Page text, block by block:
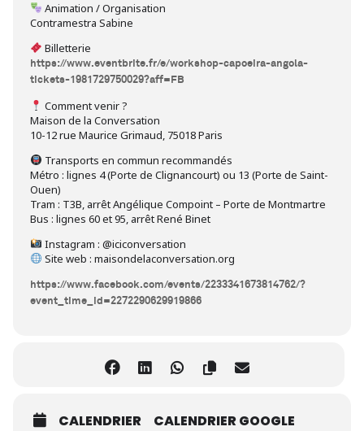
Animation / Organisation
Contramestra Sabine
Billetterie
https://www.eventbrite.fr/e/workshop-capoeira-angola-
tickets-1981729750029?aff=FB
Comment venir ?
Maison de la Conversation
10-12 rue Maurice Grimaud, 75018 Paris
Transports en commun recommandés
Métro : lignes 4 (Porte de Clignancourt) ou 13 (Porte de Saint-
Ouen)
Tram : T3B, arrêt Angélique Compoint – Porte de Montmartre
Bus : lignes 60 et 95, arrêt René Binet
Instagram : @iciconversation
Site web : maisondelaconversation.org
https://www.facebook.com/events/2233341673814762/?
event_time_id=2272290629919866
CALENDRIER CALENDRIER GOOGLE